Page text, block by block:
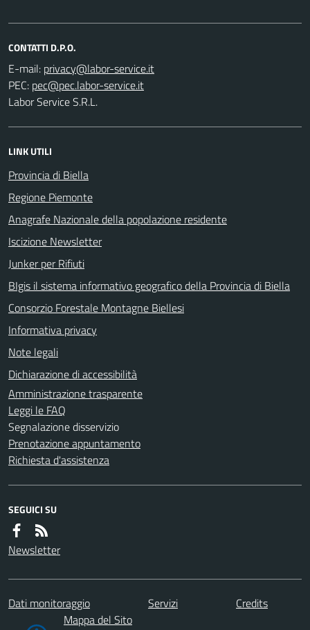
CONTATTI D.P.O.
E-mail:
PEC:
Labor Service S.R.L.
LINK UTILI
Provincia di Biella
Regione Piemonte
Anagrafe Nazionale della popolazione residente
Iscizione Newsletter
Junker per Rifiuti
BIgis il sistema informativo geografico della Provincia di Biella
Consorzio Forestale Montagne Biellesi
Informativa privacy
Note legali
Dichiarazione di accessibilità
Amministrazione trasparente
Leggi le FAQ
Segnalazione disservizio
Prenotazione appuntamento
Richiesta d'assistenza
SEGUICI SU
Newsletter
Dati monitoraggio Servizi
Credits
Mappa del Sito